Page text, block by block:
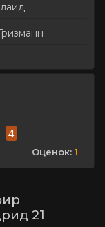
21
4
Оценок: 1